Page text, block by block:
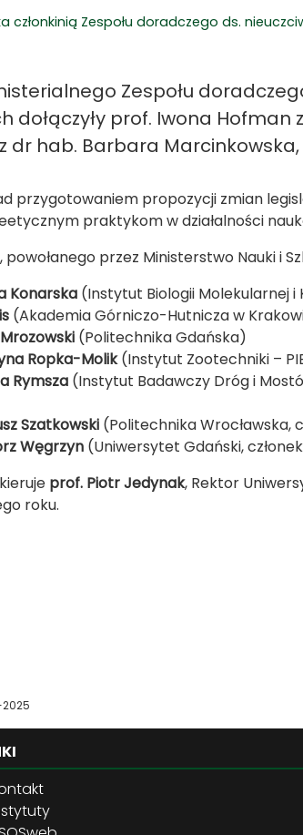
członkinią Zespołu doradczego ds.
Zespołu
dołączyły prof. Iwona Hofman
dr hab. Barbara Marcinkowska,
przygotowaniem propozycji zmian
praktykom w działalności
powołanego przez Ministerstwo Nauki i
Konarska (Instytut Biologii Molekularnej i
(Akademia Górniczo-Hutnicza w
(Politechnika Gdańska)
Ropka-Molik(Instytut Zootechniki –
Rymsza (Instytut Badawczy Dróg i
Szatkowski (Politechnika Wrocławska,
Węgrzyn (Uniwersytet Gdański,
prof. Piotr Jedynak, Rektor
roku.